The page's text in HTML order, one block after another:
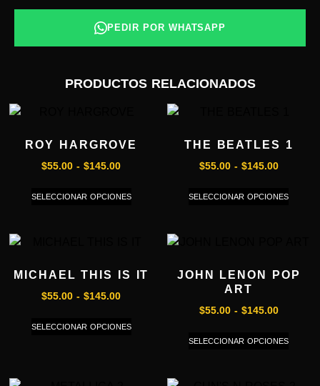
PEDIR POR WHATSAPP
PRODUCTOS RELACIONADOS
ROY HARGROVE
$55.00 - $145.00
SELECCIONAR OPCIONES
THE BEATLES 1
$55.00 - $145.00
SELECCIONAR OPCIONES
MICHAEL THIS IS IT
$55.00 - $145.00
SELECCIONAR OPCIONES
JOHN LENON POP
ART
$55.00 - $145.00
SELECCIONAR OPCIONES